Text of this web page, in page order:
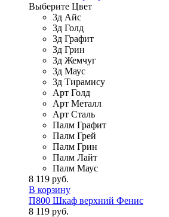
Выберите Цвет
3д Айс
3д Голд
3д Графит
3д Грин
3д Жемчуг
3д Маус
3д Тирамису
Арт Голд
Арт Металл
Арт Сталь
Палм Графит
Палм Грей
Палм Грин
Палм Лайт
Палм Маус
8 119 руб.
В корзину
П800 Шкаф верхний Фенис
8 119 руб.